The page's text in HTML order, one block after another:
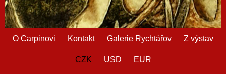
O Carpinovi Kontakt Galerie Rychtářov Z výstav
CZK USD EUR